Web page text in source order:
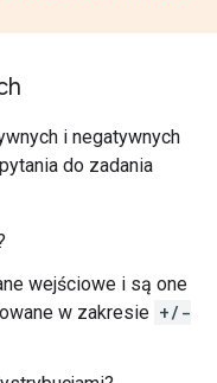
i negatywnych
do zadania
wejściowe i są one
w zakresie +/-